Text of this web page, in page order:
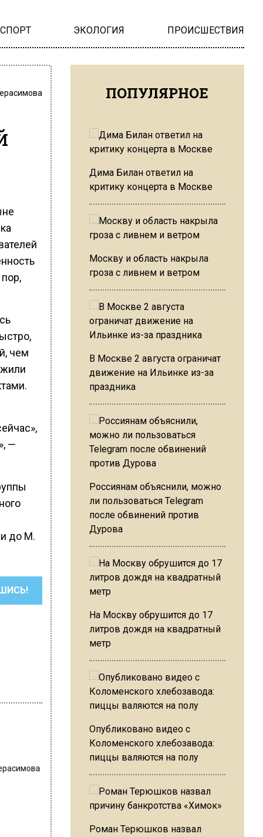
ЭКОЛОГИЯ ПРОИСШЕСТВИЯ
чем
—
до М.
ПОПУЛЯРНОЕ
Дима Билан ответил на
критику концерта в Москве
Москву и область накрыла
гроза с ливнем и ветром
В Москве 2 августа ограничат
движение на Ильинке из-за
праздника
Россиянам объяснили, можно
ли пользоваться Telegram
после обвинений против
Дурова
На Москву обрушится до 17
литров дождя на квадратный
метр
Опубликовано видео с
Коломенского хлебозавода:
пиццы валяются на полу
Роман Терюшков назвал